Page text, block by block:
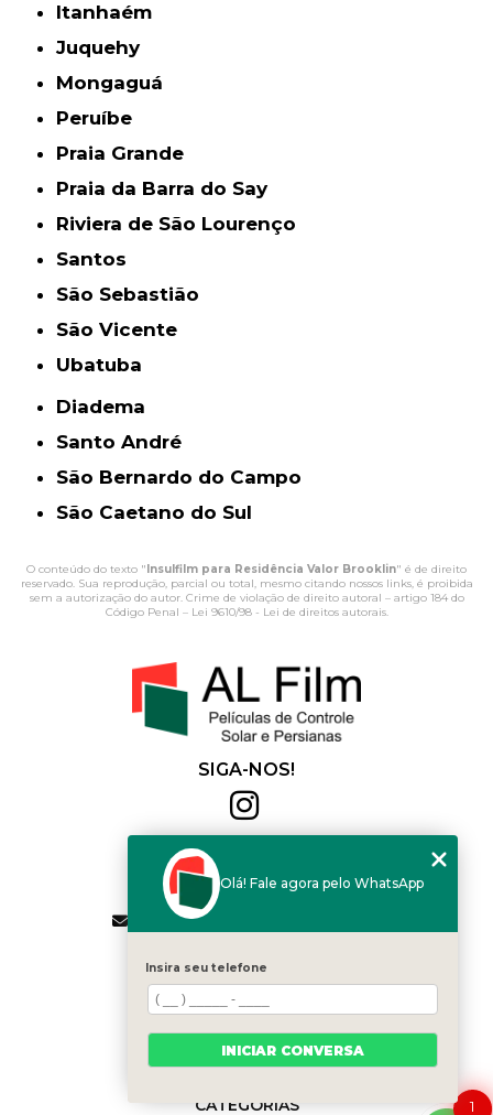
Itanhaém
Juquehy
Mongaguá
Peruíbe
Praia Grande
Praia da Barra do Say
Riviera de São Lourenço
Santos
São Sebastião
São Vicente
Ubatuba
Diadema
Santo André
São Bernardo do Campo
São Caetano do Sul
O conteúdo do texto " Insulfilm para Residência Valor Brooklin" é de direito
reservado. Sua reprodução, parcial ou total, mesmo citando nossos links, é proibida
sem a autorização do autor. Crime de violação de direito autoral – artigo 184 do
Código Penal – Lei 9610/98 - Lei de direitos autorais.
SIGA-NOS!
(11) 2564-4684
(11) 94168-2041
contato.vendas@alfilm.com.br
MENU
HOME
QUEM SOMOS
SERVIÇOS
BLOG
CATEGORIAS
1
Olá! Fale agora pelo WhatsApp
Insira seu telefone
INICIAR CONVERSA